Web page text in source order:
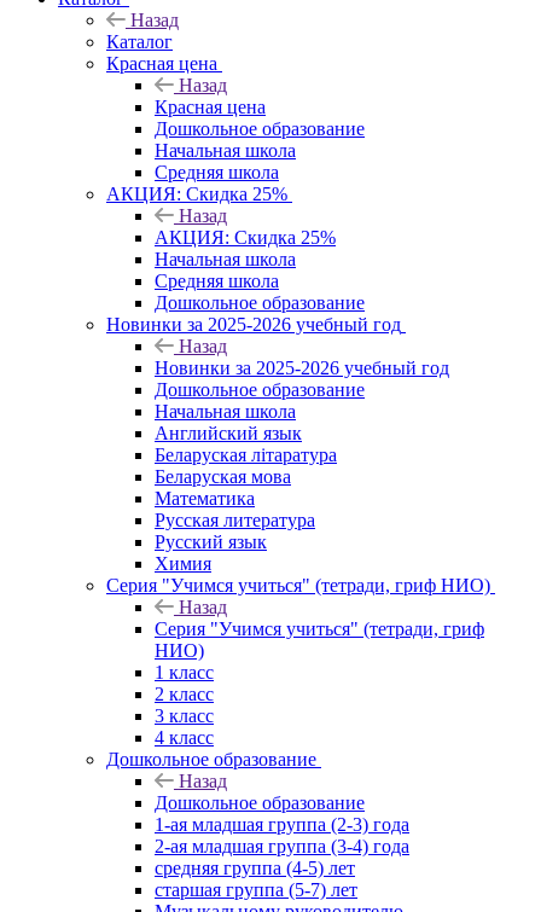
Назад
Каталог
Красная цена
Назад
Красная цена
Дошкольное образование
Начальная школа
Средняя школа
АКЦИЯ: Скидка 25%
Назад
АКЦИЯ: Скидка 25%
Начальная школа
Средняя школа
Дошкольное образование
Новинки за 2025-2026 учебный год
Назад
Новинки за 2025-2026 учебный год
Дошкольное образование
Начальная школа
Английский язык
Беларуская літаратура
Беларуская мова
Математика
Русская литература
Русский язык
Химия
Серия "Учимся учиться" (тетради, гриф НИО)
Назад
Серия "Учимся учиться" (тетради, гриф
НИО)
1 класс
2 класс
3 класс
4 класс
Дошкольное образование
Назад
Дошкольное образование
1-ая младшая группа (2-3) года
2-ая младшая группа (3-4) года
средняя группа (4-5) лет
старшая группа (5-7) лет